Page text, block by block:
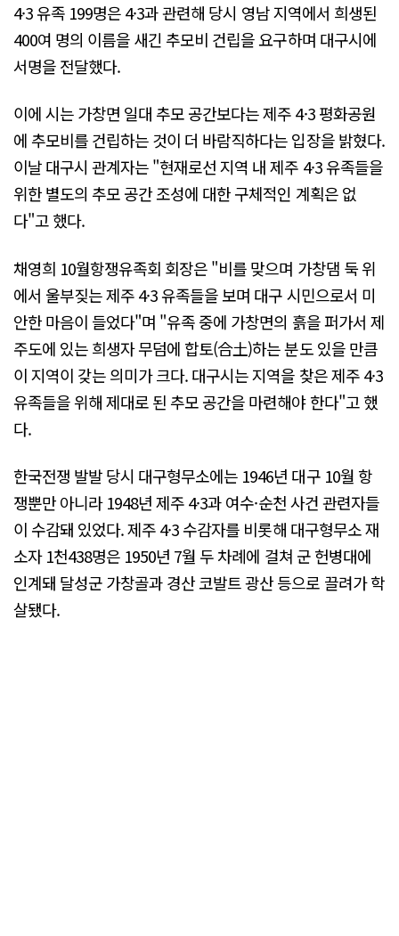
4·3 유족 199명은 4·3과 관련해 당시 영남 지역에서 희생된
400여 명의 이름을 새긴 추모비 건립을 요구하며 대구시에
서명을 전달했다.
이에 시는 가창면 일대 추모 공간보다는 제주 4·3 평화공원
에 추모비를 건립하는 것이 더 바람직하다는 입장을 밝혔다.
이날 대구시 관계자는 "현재로선 지역 내 제주 4·3 유족들을
위한 별도의 추모 공간 조성에 대한 구체적인 계획은 없
다"고 했다.
채영희 10월항쟁유족회 회장은 "비를 맞으며 가창댐 둑 위
에서 울부짖는 제주 4·3 유족들을 보며 대구 시민으로서 미
안한 마음이 들었다"며 "유족 중에 가창면의 흙을 퍼가서 제
주도에 있는 희생자 무덤에 합토(合土)하는 분도 있을 만큼
이 지역이 갖는 의미가 크다. 대구시는 지역을 찾은 제주 4·3
유족들을 위해 제대로 된 추모 공간을 마련해야 한다"고 했
다.
한국전쟁 발발 당시 대구형무소에는 1946년 대구 10월 항
쟁뿐만 아니라 1948년 제주 4·3과 여수·순천 사건 관련자들
이 수감돼 있었다. 제주 4·3 수감자를 비롯해 대구형무소 재
소자 1천438명은 1950년 7월 두 차례에 걸쳐 군 헌병대에
인계돼 달성군 가창골과 경산 코발트 광산 등으로 끌려가 학
살됐다.